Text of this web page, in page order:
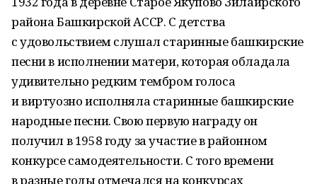
района Башкирской АССР. С детства
с удовольствием слушал старинные башкирские
песни в исполнении матери, которая обладала
удивительно редким тембром голоса
и виртуозно исполняла старинные башкирские
народные песни. Свою первую награду он
получил в 1958 году за участие в районном
конкурсе самодеятельности. С того времени
в разные годы отмечался на конкурсах